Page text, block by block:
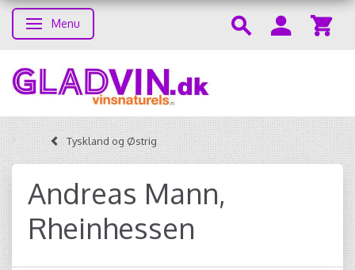
Skifte navigation
Menu
Tyskland og Østrig
Andreas Mann,
Rheinhessen